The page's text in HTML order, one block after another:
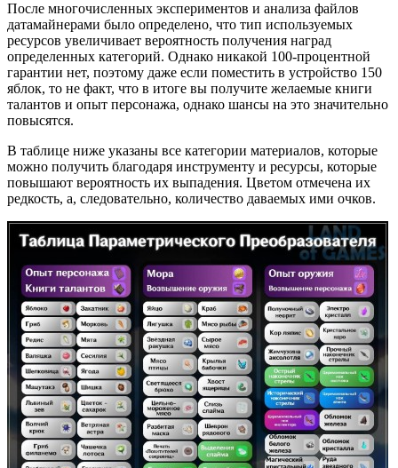
После многочисленных экспериментов и анализа файлов
датамайнерами было определено, что тип используемых
ресурсов увеличивает вероятность получения наград
определенных категорий. Однако никакой 100-процентной
гарантии нет, поэтому даже если поместить в устройство 150
яблок, то не факт, что в итоге вы получите желаемые книги
талантов и опыт персонажа, однако шансы на это значительно
повысятся.
В таблице ниже указаны все категории материалов, которые
можно получить благодаря инструменту и ресурсы, которые
повышают вероятность их выпадения. Цветом отмечена их
редкость, а, следовательно, количество даваемых ими очков.